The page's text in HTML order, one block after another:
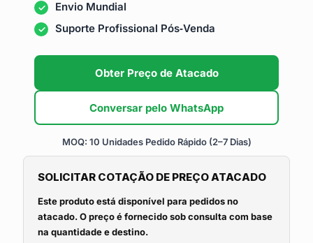
Envio Mundial
Suporte Profissional Pós‑Venda
Obter Preço de Atacado
Conversar pelo WhatsApp
MOQ: 10 Unidades Pedido Rápido (2–7 Dias)
SOLICITAR COTAÇÃO DE PREÇO ATACADO
Este produto está disponível para pedidos no
atacado. O preço é fornecido sob consulta com base
na quantidade e destino.